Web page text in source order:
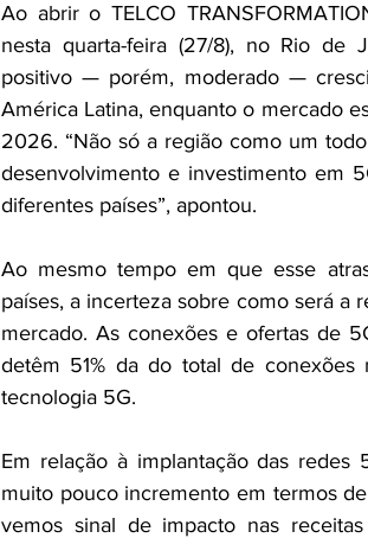
Ao abrir o TELCO
nesta quarta-feira (27/8), no Rio de
positivo — porém, moderado —
América Latina, enquanto o mercado
2026. “Não só a região como um
desenvolvimento e investimento em
diferentes países”, apontou.
Ao mesmo tempo em que esse
países, a incerteza sobre como será a
mercado. As conexões e ofertas de
detêm 51% da do total de conexões
tecnologia 5G.
Em relação à implantação das
muito pouco incremento em termos
vemos sinal de impacto nas